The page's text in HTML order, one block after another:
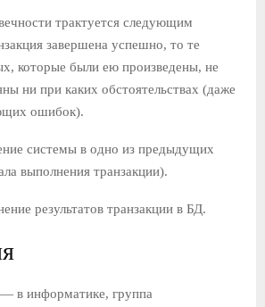
трактуется следующим
завершена успешно, то те
которые были ею произведены, не
ни при каких обстоятельствах (даже
ошибок).
системы в одно из предыдущих
выполнения транзакции).
результатов транзакции в БД.
в информатике, группа